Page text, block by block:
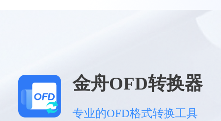
金舟OFD转换器
专业的OFD格式转换工具
就会用OFD转换器去转换然后发给他人